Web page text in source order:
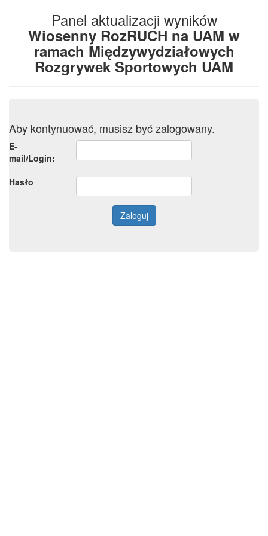
Panel aktualizacji wyników
Wiosenny RozRUCH na UAM w
ramach Międzywydziałowych
Rozgrywek Sportowych UAM
Aby kontynuować, musisz być zalogowany.
E-
mail/Login:
Hasło
Zaloguj